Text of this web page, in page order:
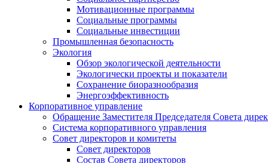
Мотивационные программы
Социальные программы
Социальные инвестиции
Промышленная безопасность
Экология
Обзор экологической деятельности
Экологически проекты и показатели
Сохранение биоразнообразия
Энергоэффективность
Корпоративное управление
Обращение Заместителя Председателя Совета
Система корпоративного управления
Совет директоров и комитеты
Совет директоров
Состав Совета директоров